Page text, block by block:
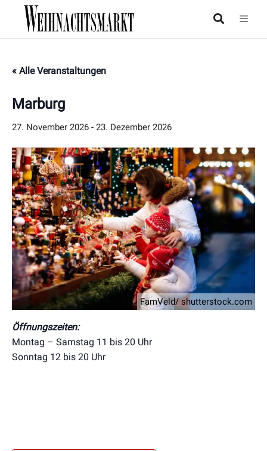
« Alle Veranstaltungen
Marburg
27. November 2026 - 23. Dezember 2026
FamVeld/ shutterstock.com
Öffnungszeiten:
Montag – Samstag 11 bis 20 Uhr
Sonntag 12 bis 20 Uhr